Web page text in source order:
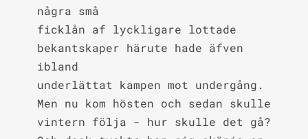
några små
ficklån af lyckligare lottade
bekantskaper härute hade äfven
ibland
underlättat kampen mot undergång.
Men nu kom hösten och sedan skulle
vintern följa - hur skulle det gå?